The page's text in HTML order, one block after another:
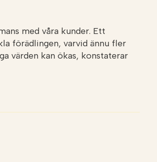
med våra kunder. Ett
förädlingen, varvid ännu fler
värden kan ökas, konstaterar